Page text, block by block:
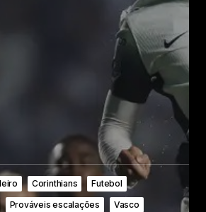
Corinthians
Futebol
Prováveis escalações Vasco